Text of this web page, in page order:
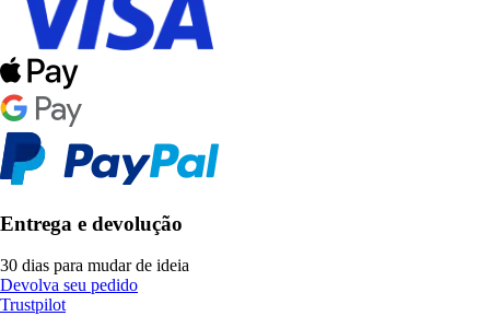
Entrega e devolução
30 dias para mudar de ideia
Devolva seu pedido
Trustpilot